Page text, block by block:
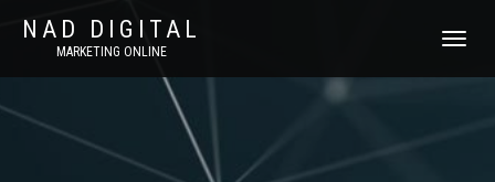
NAD DIGITAL
MARKETING ONLINE
T
G